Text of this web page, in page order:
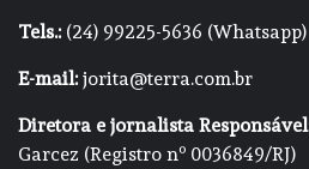
Tels.:(24) 99225-5636 (Whatsapp)
E-mail:jorita@terra.com.br
Diretora e jornalista
Garcez (Registro nº 0036849/RJ)